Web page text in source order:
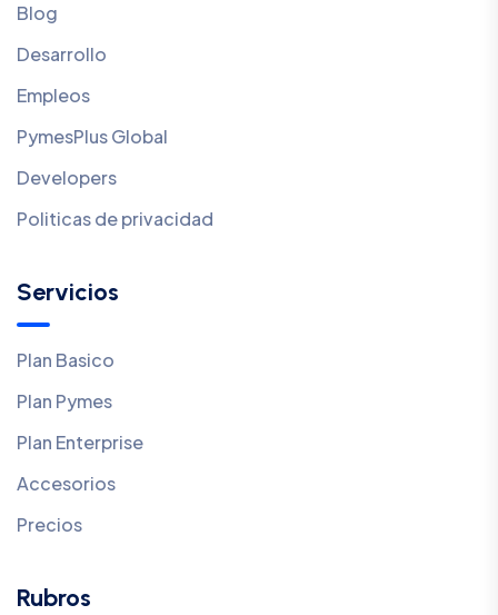
Blog
Desarrollo
Empleos
PymesPlus Global
Developers
Politicas de privacidad
Servicios
Plan Basico
Plan Pymes
Plan Enterprise
Accesorios
Precios
Rubros